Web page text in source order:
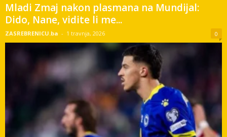
Mladi Zmaj nakon plasmana na Mundijal:
Dido, Nane, vidite li me...
ZASREBRENICU.ba - 1 travnja, 2026 0